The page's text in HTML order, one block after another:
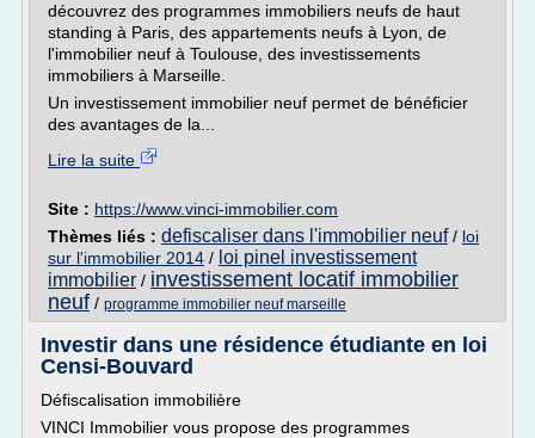
découvrez des programmes immobiliers neufs de haut
standing à Paris, des appartements neufs à Lyon, de
l'immobilier neuf à Toulouse, des investissements
immobiliers à Marseille.
Un investissement immobilier neuf permet de bénéficier
des avantages de la...
Lire la suite
Site : https://www.vinci-immobilier.com
Thèmes liés : defiscaliser dans l'immobilier neuf/ loi
sur l'immobilier 2014 / loi pinel investissement
immobilier / investissement locatif immobilier
neuf / programme immobilier neuf marseille
Investir dans une résidence étudiante en loi
Censi-Bouvard
Défiscalisation immobilière
VINCI Immobilier vous propose des programmes